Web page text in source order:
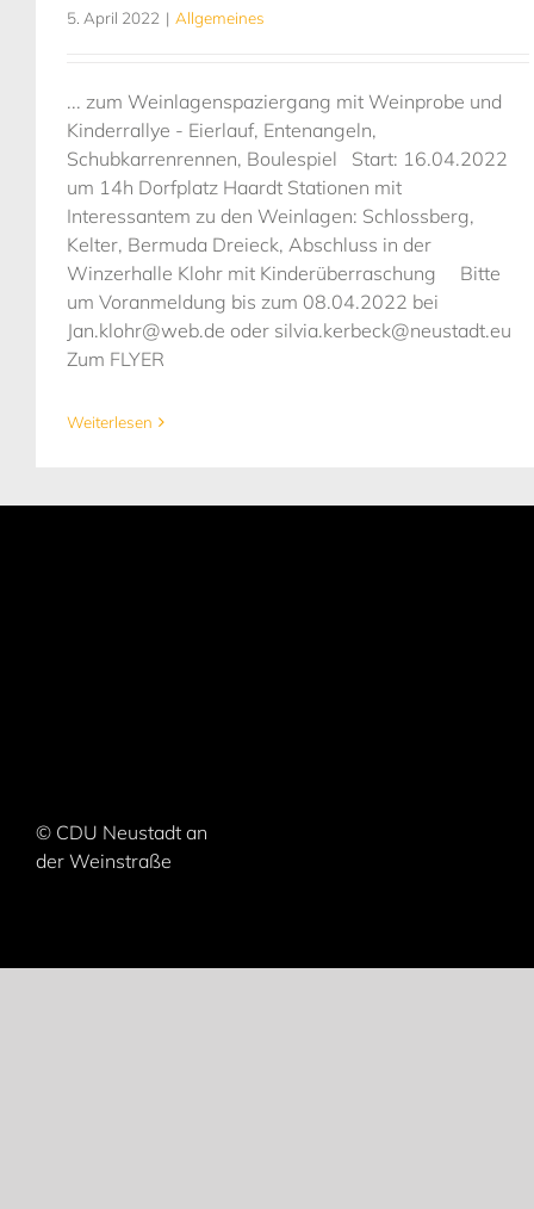
5. April 2022 | Allgemeines
... zum Weinlagenspaziergang mit Weinprobe und
Kinderrallye - Eierlauf, Entenangeln,
Schubkarrenrennen, Boulespiel Start: 16.04.2022
um 14h Dorfplatz Haardt Stationen mit
Interessantem zu den Weinlagen: Schlossberg,
Kelter, Bermuda Dreieck, Abschluss in der
Winzerhalle Klohr mit Kinderüberraschung Bitte
um Voranmeldung bis zum 08.04.2022 bei
Jan.klohr@web.de oder silvia.kerbeck@neustadt.eu
Zum FLYER
Weiterlesen
© CDU Neustadt an
der Weinstraße